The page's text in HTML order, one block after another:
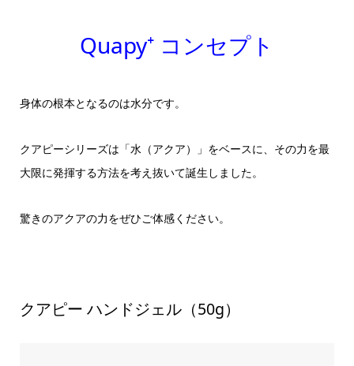
Quapy⁺ コンセプト
身体の根本となるのは水分です。
クアピーシリーズは「水（アクア）」をベースに、その力を最
大限に発揮する方法を考え抜いて誕生しました。
驚きのアクアの力をぜひご体感ください。
クアピー ハンドジェル（50g）